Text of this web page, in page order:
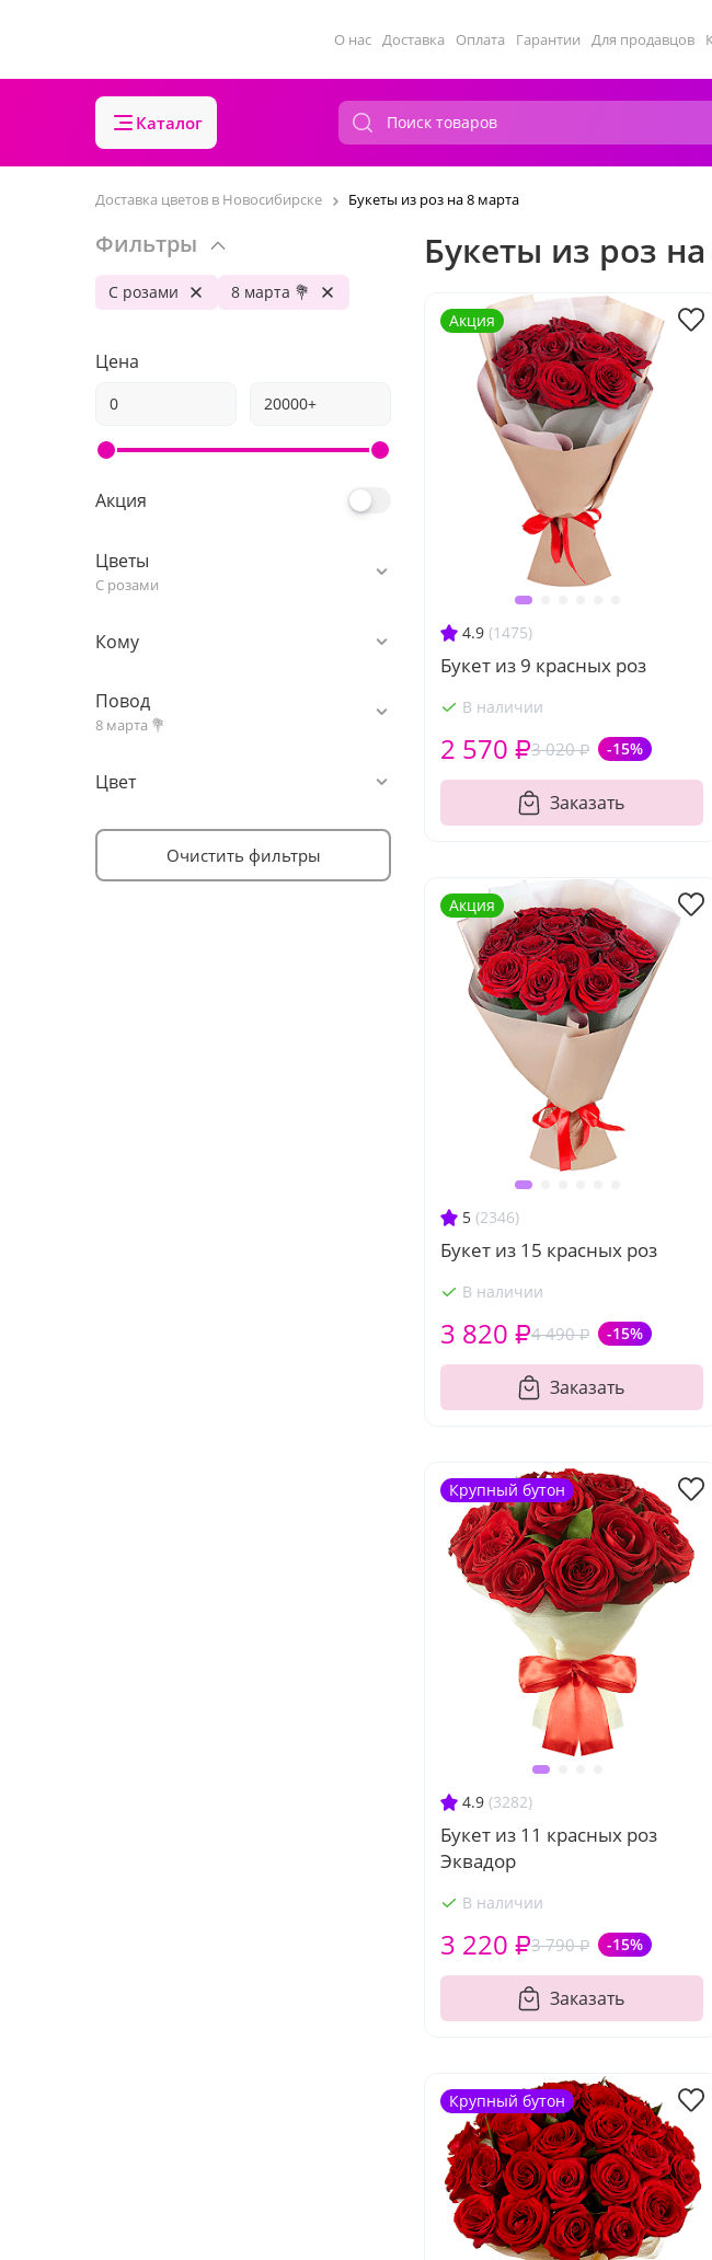
О нас Доставка Оплата Гарантии Для продавцов
Каталог
Доставка цветов в Новосибирске Букеты из роз на 8 марта
Фильтры
С розами 8 марта 💐
Цена
Акция
Цветы
С розами
Кому
Повод
8 марта 💐
Цвет
Очистить фильтры
Букеты из роз
4.9 (1475)
Букет из 9 красных роз
В наличии
3 020 ₽ -15%
2 570 ₽
Заказать
Акция
5 (2346)
Букет из 15 красных роз
В наличии
4 490 ₽ -15%
3 820 ₽
Заказать
Акция
4.9 (3282)
Букет из 11 красных роз
Эквадор
В наличии
3 790 ₽ -15%
3 220 ₽
Заказать
Крупный бутон
Крупный бутон